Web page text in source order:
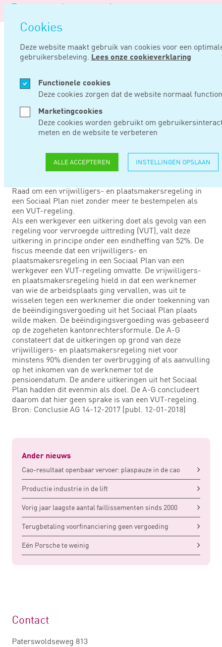
overslaan
Cookies
Deze website maakt gebruik van cookies voor een
gebruikersbeleving. Lees onze cookieverklaring
Functionele cookies
Deze cookies zorgen dat de website normaal
Marketingcookies
Deze cookies worden gebruikt om
meten en de website te verbeteren
ALLE ACCEPTEREN INSTELLINGEN OPSLAAN
Logo
Noord
Negentig
JAN 17, 2018
GEEN VUT
Raad om een vrijwilligers- en plaatsmakersregeling in
een Sociaal Plan niet zonder meer te bestempelen als
een VUT-regeling.
Als een werkgever een uitkering doet als gevolg van een
regeling voor vervroegde uittreding (VUT), valt deze
uitkering in principe onder een eindheffing van 52%. De
fiscus meende dat een vrijwilligers- en
plaatsmakersregeling in een Sociaal Plan van een
werkgever een VUT-regeling omvatte. De vrijwilligers-
en plaatsmakersregeling hield in dat een werknemer
van wie de arbeidsplaats ging vervallen, was uit te
wisselen tegen een werknemer die onder toekenning van
de beëindigingsvergoeding uit het Sociaal Plan plaats
wilde maken. De beëindigingsvergoeding was gebaseerd
op de zogeheten kantonrechtersformule. De A-G
constateert dat de uitkeringen op grond van deze
vrijwilligers- en plaatsmakersregeling niet voor
minstens 90% dienden ter overbrugging of als aanvulling
op het inkomen van de werknemer tot de
pensioendatum. De andere uitkeringen uit het Sociaal
Plan hadden dit evenmin als doel. De A-G concludeert
daarom dat hier geen sprake is van een VUT-regeling.
Bron: Conclusie AG 14-12-2017 (publ. 12-01-2018)
Ander nieuws
Cao-resultaat openbaar vervoer: plaspauze in de cao
Productie industrie in de lift
Vorig jaar laagste aantal faillissementen sinds 2000
Terugbetaling voorfinanciering geen vergoeding
Eén Porsche te weinig
Contact
Paterswoldseweg 813